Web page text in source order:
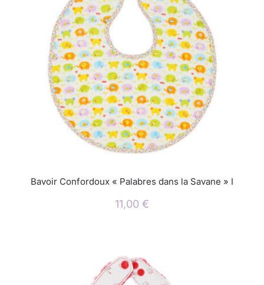
Bavoir Confordoux « Palabres dans la Savane » I
11,00 €